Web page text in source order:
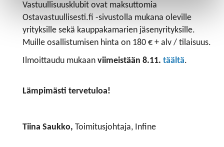
Vastuullisuusklubit ovat maksuttomia
Ostavastuullisesti.fi -sivustolla mukana oleville
yrityksille sekä kauppakamarien jäsenyrityksille.
Muille osallistumisen hinta on 180 € + alv / tilaisuus.
Ilmoittaudu mukaan viimeistään 8.11. täältä.
Lämpimästi tervetuloa!
Tiina Saukko, Toimitusjohtaja, Infine